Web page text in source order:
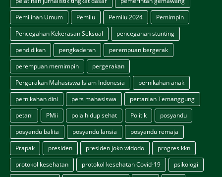
Pemilihan Umum
Pemilu Pemilu 2024
Pemimpin
Pencegahan Kekerasan Seksual
pencegahan stunting
pendidikan
pengkaderan
perempuan bergerak
perempuan memimpin
pergerakan
Pergerakan Mahasiswa Islam Indonesia
pernikahan anak
pernikahan dini
pers mahasiswa
pertanian Temanggung
petani
PMii pola hidup sehat Politik
posyandu
posyandu balita
posyandu lansia
posyandu remaja
Prapak
presiden presiden joko widodo
progres kkn
protokol kesehatan
protokol kesehatan Covid-19
psikologi